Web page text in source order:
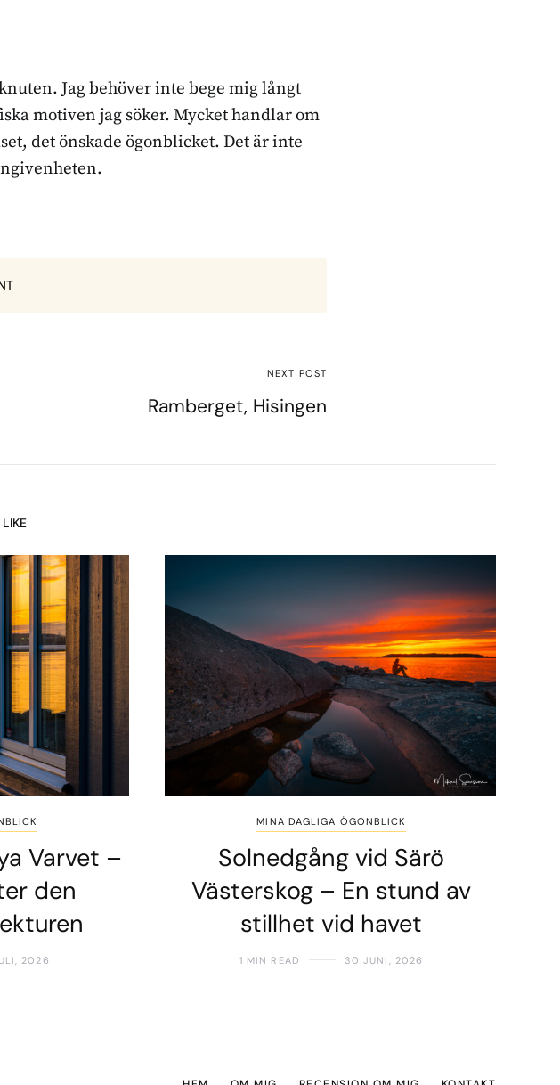
Jag behöver inte bege mig långt
motiven jag söker. Mycket handlar om
det önskade ögonblicket. Det är inte
NEXT POST
Ramberget, Hisingen
Varvet –
den
2026
MINA DAGLIGA ÖGONBLICK
Solnedgång vid Särö
Västerskog – En stund av
stillhet vid havet
1 MIN READ 30 JUNI, 2026